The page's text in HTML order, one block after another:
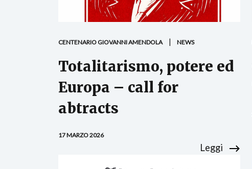
CENTENARIO GIOVANNI AMENDOLA NEWS
Totalitarismo, potere ed
Europa – call for
abtracts
17 MARZO 2026
Leggi